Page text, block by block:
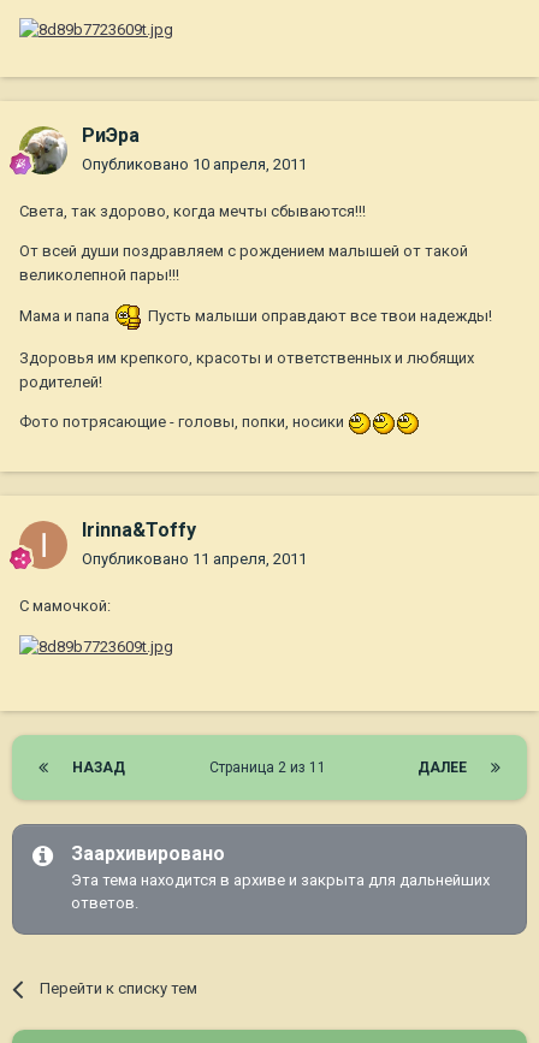
РиЭра
Опубликовано 10 апреля, 2011
Света, так здорово, когда мечты сбываются!!!
От всей души поздравляем с рождением малышей от такой
великолепной пары!!!
Мама и папа Пусть малыши оправдают все твои надежды!
Здоровья им крепкого, красоты и ответственных и любящих
родителей!
Фото потрясающие - головы, попки, носики
Irinna&Toffy
Опубликовано 11 апреля, 2011
С мамочкой:
НАЗАД ДАЛЕЕ
Страница 2 из 11
Заархивировано
Эта тема находится в архиве и закрыта для дальнейших
ответов.
Перейти к списку тем